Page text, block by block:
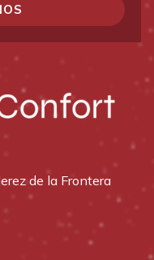
de la Frontera